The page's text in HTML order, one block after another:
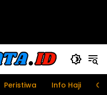
Peristiwa Info Haji